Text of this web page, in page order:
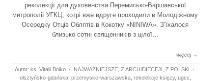
реколекції для духовенства Перемисько-Варшавської
митрополії УГКЦ, котрі вже вдруге проходили в Молодіжному
Осередку Отців Облятів в Кокотку «NINIWA». З’їхалося
близько сотні священників з цілої…
więcej →
Autor: ks. Vitalii Boiko · NAJWAŻNIEJSZE, Z ARCHIDIECEJI Z POLSKI
·
olsztyńsko-gdańska, przemysko-warszawska, rekolekcje księży, ugcc